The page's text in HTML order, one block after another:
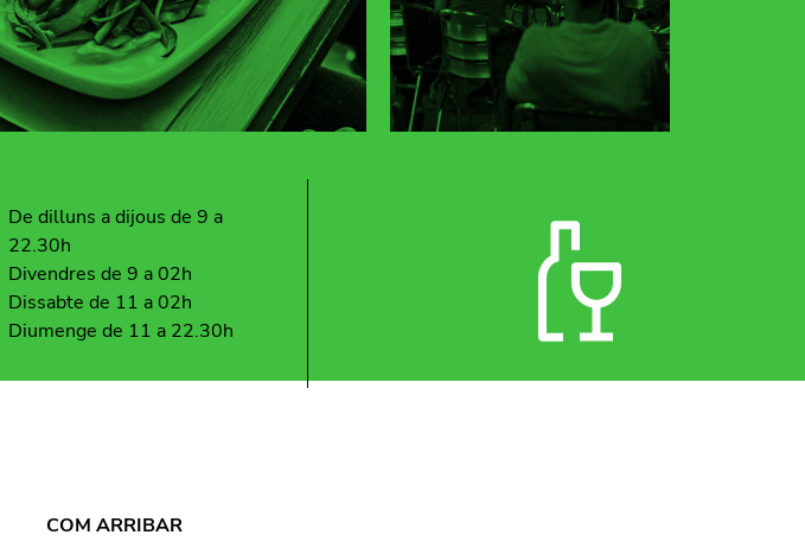
De dilluns a dijous de 9 a
22.30h
Divendres de 9 a 02h
Dissabte de 11 a 02h
Diumenge de 11 a 22.30h
COM ARRIBAR